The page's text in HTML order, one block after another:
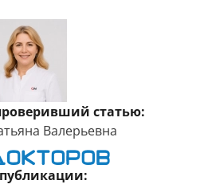
статью:
Валерьевна